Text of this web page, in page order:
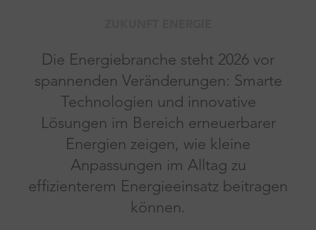
Die Energiebranche steht 2026 vor
spannenden Veränderungen: Smarte
Technologien und innovative
Lösungen im Bereich erneuerbarer
Energien zeigen, wie kleine
Anpassungen im Alltag zu
effizienterem Energieeinsatz beitragen
können.